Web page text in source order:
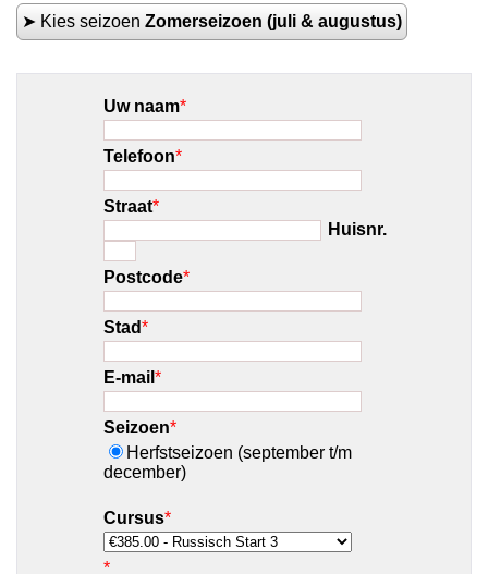
➤ Kies seizoen Zomerseizoen (juli & augustus)
Uw naam*
Telefoon*
Straat*
Huisnr.
Postcode*
Stad*
E-mail *
Seizoen*
Herfstseizoen (september t/m
december)
Cursus*
*